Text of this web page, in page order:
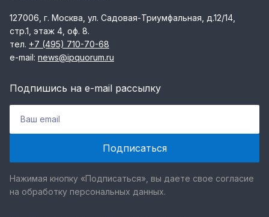
127006, г. Москва, ул. Садовая-Триумфальная, д.12/14,
стр.1, этаж 4, оф. 8.
тел. +7 (495) 710-70-68
e-mail: news@ipquorum.ru
Подпишись на e-mail рассылку
Нажимая кнопку «Подписаться», вы даете свое согласие
на обработку персональных данных.